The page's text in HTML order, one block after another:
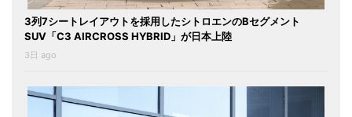
3列7シートレイアウトを採用したシトロエンのBセグメント
SUV「C3 AIRCROSS HYBRID」が日本上陸
3日 ago